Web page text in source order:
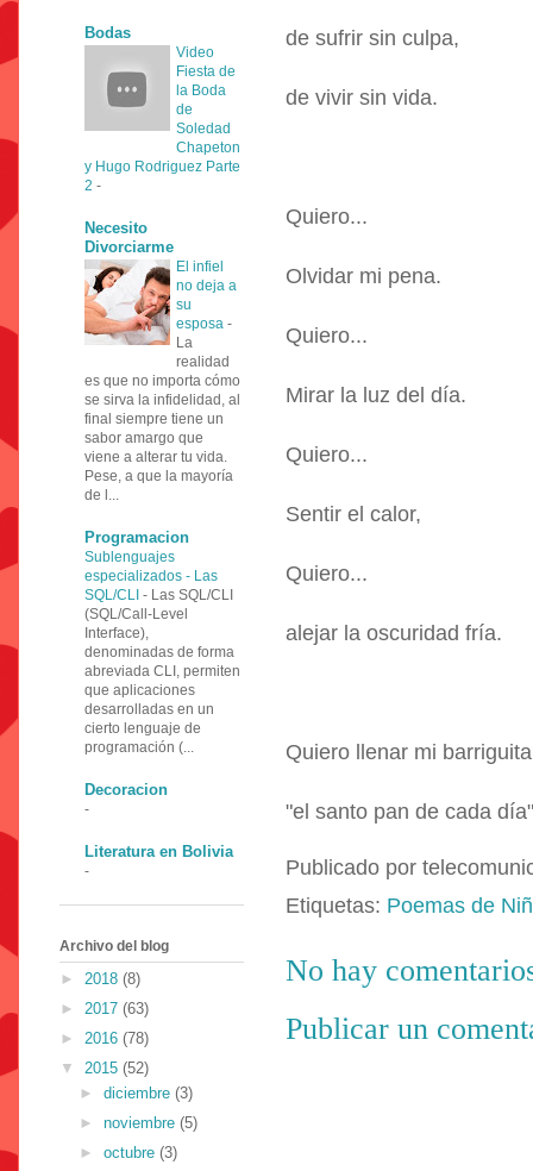
de sufrir sin culpa,
de vivir sin vida.
Quiero...
Olvidar mi pena.
Quiero...
Mirar la luz del día.
Quiero...
Sentir el calor,
Quiero...
alejar la oscuridad fría.
Quiero llenar mi
"el santo pan de cada
Publicado por
Etiquetas: Poemas de
No hay
Publicar un
Bodas
Video
Fiesta de
la Boda
de
Soledad
Chapeton
y Hugo Rodriguez Parte
2 -
Necesito
Divorciarme
El infiel
no deja a
su
esposa -
La
realidad
es que no importa cómo
se sirva la infidelidad, al
final siempre tiene un
sabor amargo que
viene a alterar tu vida.
Pese, a que la mayoría
de l...
Programacion
Sublenguajes
especializados - Las
SQL/CLI - Las SQL/CLI
(SQL/Call-Level
Interface),
denominadas de forma
abreviada CLI, permiten
que aplicaciones
desarrolladas en un
cierto lenguaje de
programación (...
Decoracion
-
Literatura en Bolivia
-
Archivo del blog
► 2018 (8)
► 2017 (63)
► 2016 (78)
▼ 2015 (52)
► diciembre (3)
► noviembre (5)
► octubre (3)